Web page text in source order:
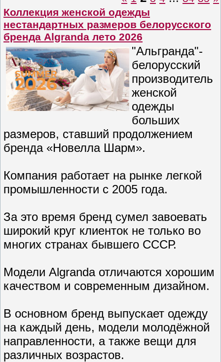
Коллекция женской одежды
нестандартных размеров белорусского
бренда Algranda лето 2026
"Альгранда"-
белорусский
производитель
женской
одежды
больших
размеров, ставший продолжением
бренда «Новелла Шарм».
Компания работает на рынке легкой
промышленности с 2005 года.
За это время бренд сумел завоевать
широкий круг клиенток не только во
многих странах бывшего СССР.
Модели Algranda отличаются хорошим
качеством и современным дизайном.
В основном бренд выпускает одежду
на каждый день, модели молодёжной
направленности, а также вещи для
различных возрастов.